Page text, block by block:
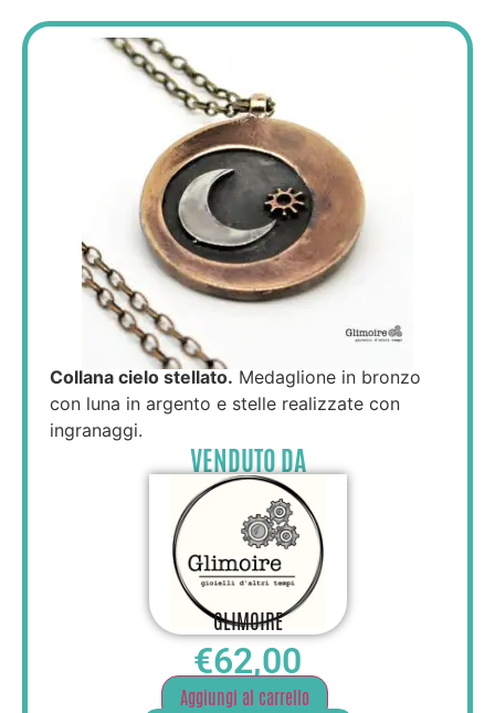
Collana cielo stellato. Medaglione in bronzo
con luna in argento e stelle realizzate con
ingranaggi.
VENDUTO DA
GLIMOIRE
€62,00
Aggiungi al carrello